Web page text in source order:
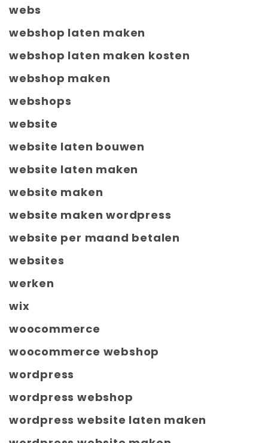
webs
webshop laten maken
webshop laten maken kosten
webshop maken
webshops
website
website laten bouwen
website laten maken
website maken
website maken wordpress
website per maand betalen
websites
werken
wix
woocommerce
woocommerce webshop
wordpress
wordpress webshop
wordpress website laten maken